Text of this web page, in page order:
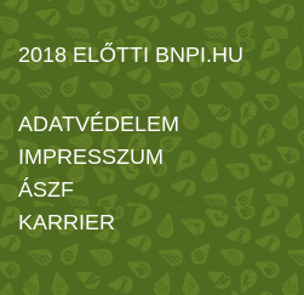
2018 ELŐTTI BNPI.HU
ADATVÉDELEM
IMPRESSZUM
ÁSZF
KARRIER